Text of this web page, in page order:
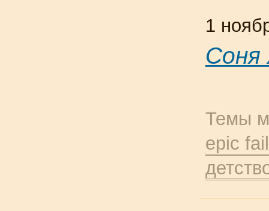
1
Соня
Темы
epic fail